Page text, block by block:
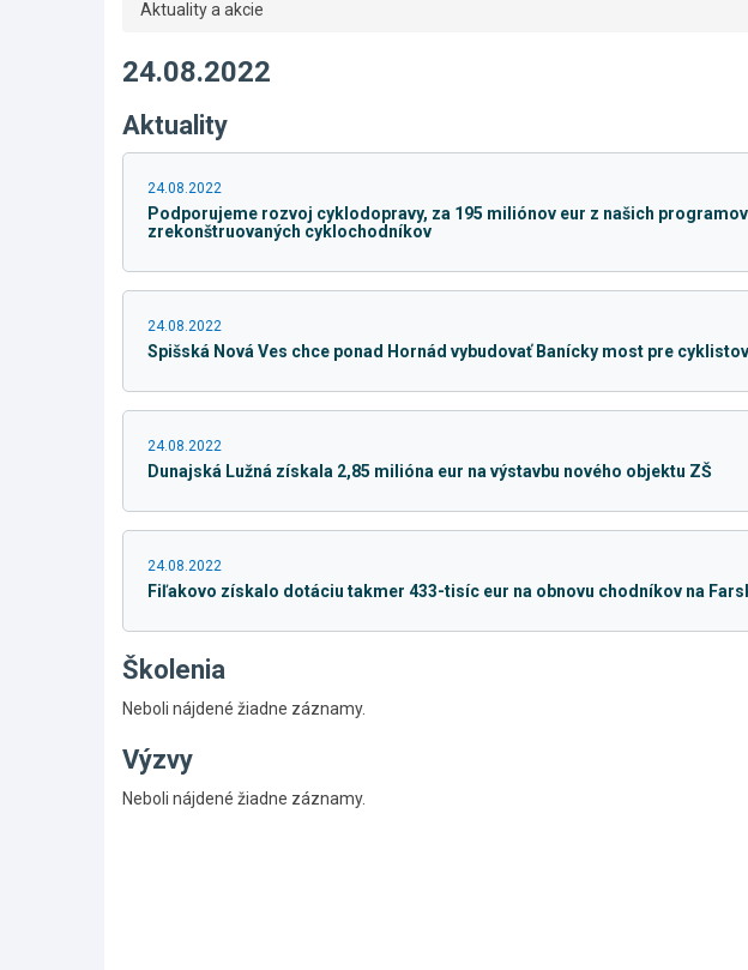
Aktuality a akcie
24.08.2022
Aktuality
24.08.2022
Podporujeme rozvoj cyklodopravy, za 195 miliónov eur z našich
zrekonštruovaných cyklochodníkov
24.08.2022
Spišská Nová Ves chce ponad Hornád vybudovať Banícky most pre cyklistov
24.08.2022
Dunajská Lužná získala 2,85 milióna eur na výstavbu nového objektu ZŠ
24.08.2022
Fiľakovo získalo dotáciu takmer 433-tisíc eur na obnovu chodníkov na
Školenia
Neboli nájdené žiadne záznamy.
Výzvy
Neboli nájdené žiadne záznamy.